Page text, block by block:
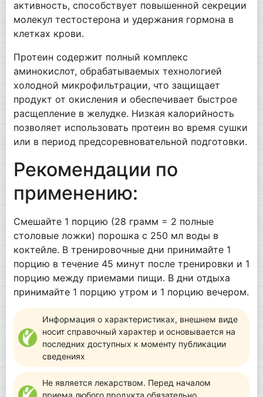
активность, способствует повышенной секреции
молекул тестостерона и удержания гормона в
клетках крови.
Протеин содержит полный комплекс
аминокислот, обрабатываемых технологией
холодной микрофильтрации, что защищает
продукт от окисления и обеспечивает быстрое
расщепление в желудке. Низкая калорийность
позволяет использовать протеин во время сушки
или в период предсоревновательной подготовки.
Рекомендации по
применению:
Смешайте 1 порцию (28 грамм = 2 полные
столовые ложки) порошка с 250 мл воды в
коктейле. В тренировочные дни принимайте 1
порцию в течение 45 минут после тренировки и 1
порцию между приемами пищи. В дни отдыха
принимайте 1 порцию утром и 1 порцию вечером.
Информация о характеристиках, внешнем виде
носит справочный характер и основывается на
последних доступных к моменту публикации
сведениях
Не является лекарством. Перед началом
приема любого продукта обязательно